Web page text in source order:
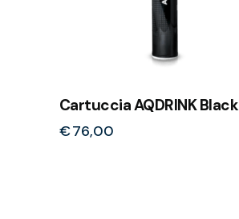
Cartuccia AQDRINK Black
€76,00